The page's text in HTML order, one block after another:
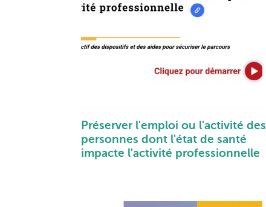
Préserver l'emploi ou l'activité des
personnes dont l'état de santé
impacte l'activité professionnelle